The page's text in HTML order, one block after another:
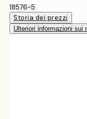
18576-5
Storia dei prezzi
Ulteriori informazioni sui